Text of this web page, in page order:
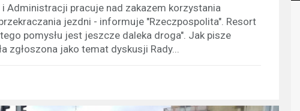
Administracji pracuje nad zakazem korzystania
jezdni - informuje "Rzeczpospolita". Resort
pomysłu jest jeszcze daleka droga". Jak pisze
zgłoszona jako temat dyskusji Rady...